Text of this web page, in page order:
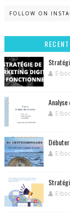
FOLLOW ON
RECENT
E-
Analyse
E-
E-
E-